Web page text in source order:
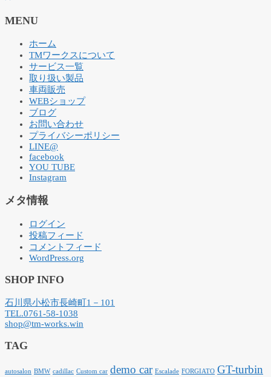
MENU
ホーム
TMワークスについて
サービス一覧
取り扱い製品
車両販売
WEBショップ
ブログ
お問い合わせ
プライバシーポリシー
LINE@
facebook
YOU TUBE
Instagram
メタ情報
ログイン
投稿フィード
コメントフィード
WordPress.org
SHOP INFO
石川県小松市長崎町1－101
TEL.0761-58-1038
shop@tm-works.win
TAG
autosalon BMW cadillac Custom car demo car Escalade FORGIATO GT-turbin